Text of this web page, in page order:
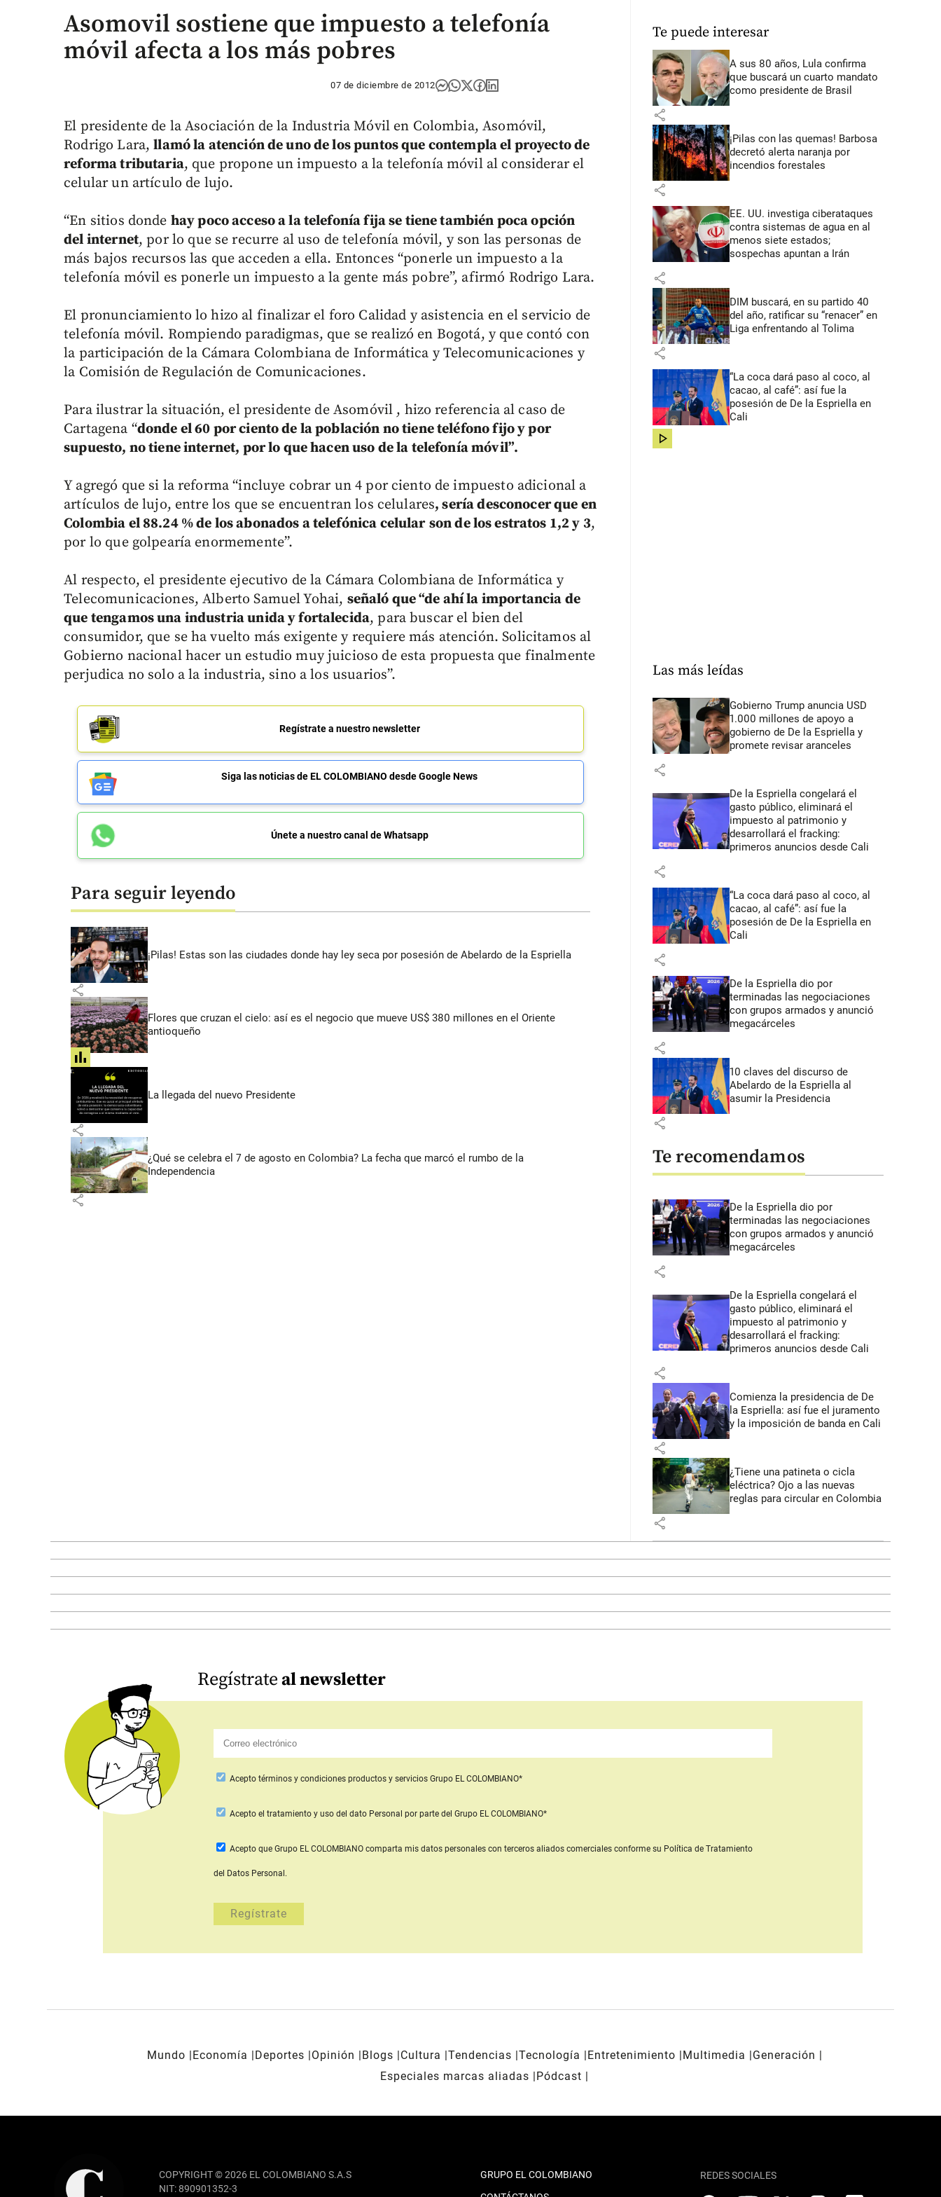
Asomovil sostiene que impuesto a telefonía
móvil afecta a los más pobres
07 de diciembre de 2012
El presidente de la Asociación de la Industria Móvil en Colombia, Asomóvil,
Rodrigo Lara,llamó la atención de uno de los puntos que contempla el proyecto de
reforma tributaria, que propone un impuesto a la telefonía móvil al considerar el
celular un artículo de lujo.
“En sitios donde hay poco acceso a la telefonía fija se tiene también poca opción
del internet, por lo que se recurre al uso de telefonía móvil, y son las personas de
más bajos recursos las que acceden a ella. Entonces “ponerle un impuesto a la
telefonía móvil es ponerle un impuesto a la gente más pobre”, afirmó Rodrigo Lara.
El pronunciamiento lo hizo al finalizar el foro Calidad y asistencia en el servicio de
telefonía móvil. Rompiendo paradigmas, que se realizó en Bogotá, y que contó con
la participación de la Cámara Colombiana de Informática y Telecomunicaciones y
la Comisión de Regulación de Comunicaciones.
Para ilustrar la situación, el presidente de Asomóvil , hizo referencia al caso de
Cartagena “donde el 60 por ciento de la población no tiene teléfono fijo y por
supuesto, no tiene internet, por lo que hacen uso de la telefonía móvil”.
Y agregó que si la reforma “incluye cobrar un 4 por ciento de impuesto adicional a
artículos de lujo, entre los que se encuentran los celulares, sería desconocer que en
Colombia el 88.24 % de los abonados a telefónica celular son de los estratos 1,2 y 3,
por lo que golpearía enormemente”.
Al respecto, el presidente ejecutivo de la Cámara Colombiana de Informática y
Telecomunicaciones, Alberto Samuel Yohai, señaló que “de ahí la importancia de
que tengamos una industria unida y fortalecida, para buscar el bien del
consumidor, que se ha vuelto más exigente y requiere más atención. Solicitamos al
Gobierno nacional hacer un estudio muy juicioso de esta propuesta que finalmente
perjudica no solo a la industria, sino a los usuarios”.
Regístrate a nuestro newsletter
Siga las noticias de EL COLOMBIANO desde Google News
Únete a nuestro canal de Whatsapp
Para seguir leyendo
¡Pilas! Estas son las ciudades donde hay ley seca por posesión de Abelardo de la Espriella
share
Flores que cruzan el cielo: así es el negocio que mueve US$ 380 millones en el Oriente
antioqueño
share
La llegada del nuevo Presidente
share
¿Qué se celebra el 7 de agosto en Colombia? La fecha que marcó el rumbo de la
Independencia
share
Te puede interesar
A sus 80 años, Lula confirma
que buscará un cuarto mandato
como presidente de Brasil
share
¡Pilas con las quemas! Barbosa
decretó alerta naranja por
incendios forestales
share
EE. UU. investiga ciberataques
contra sistemas de agua en al
menos siete estados;
sospechas apuntan a Irán
share
DIM buscará, en su partido 40
del año, ratificar su “renacer” en
Liga enfrentando al Tolima
share
“La coca dará paso al coco, al
cacao, al café”: así fue la
posesión de De la Espriella en
Cali
share
Las más leídas
Gobierno Trump anuncia USD
1.000 millones de apoyo a
gobierno de De la Espriella y
promete revisar aranceles
share
De la Espriella congelará el
gasto público, eliminará el
impuesto al patrimonio y
desarrollará el fracking:
primeros anuncios desde Cali
share
“La coca dará paso al coco, al
cacao, al café”: así fue la
posesión de De la Espriella en
Cali
share
De la Espriella dio por
terminadas las negociaciones
con grupos armados y anunció
megacárceles
share
10 claves del discurso de
Abelardo de la Espriella al
asumir la Presidencia
share
Te recomendamos
De la Espriella dio por
terminadas las negociaciones
con grupos armados y anunció
megacárceles
share
De la Espriella congelará el
gasto público, eliminará el
impuesto al patrimonio y
desarrollará el fracking:
primeros anuncios desde Cali
share
Comienza la presidencia de De
la Espriella: así fue el juramento
y la imposición de banda en Cali
share
¿Tiene una patineta o cicla
eléctrica? Ojo a las nuevas
reglas para circular en Colombia
share
Regístrateal newsletter
Acepto términos y condiciones productos y servicios Grupo EL COLOMBIANO*
Aceptoel tratamiento y uso del dato Personal por parte del Grupo EL COLOMBIANO*
Acepto que Grupo EL COLOMBIANO comparta mis datos personales con terceros aliados comercialesconforme su Política de Tratamiento
del Datos Personal.
Mundo Economía Deportes Opinión Blogs Cultura Tendencias Tecnología Entretenimiento Multimedia
Generación
Especiales marcas aliadas
Pódcast
COPYRIGHT © 2026 EL COLOMBIANO S.A.S
NIT: 890901352-3
GRUPO EL COLOMBIANO
REDES SOCIALES